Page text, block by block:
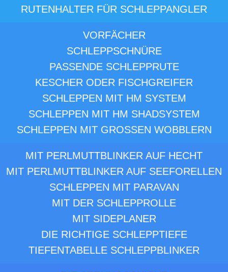
RUTENHALTER FÜR SCHLEPPANGLER
VORFÄCHER
SCHLEPPSCHNÜRE
PASSENDE SCHLEPPRUTE
KESCHER ODER FISCHGREIFER
SCHLEPPEN MIT HM SYSTEM
SCHLEPPEN MIT HM SHADSYSTEM
SCHLEPPEN MIT GROSSEN WOBBLERN
MIT PERLMUTTBLINKER AUF HECHT
MIT PERLMUTTBLINKER AUF SEEFORELLEN
SCHLEPPEN MIT PARAVAN
MIT DER SCHLEPPROLLE
MIT SIDEPLANER
DIE RICHTIGE SCHLEPPTIEFE
TIEFENTABELLE SCHLEPPBLINKER